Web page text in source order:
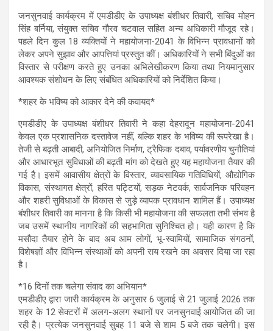
जनसुनवाई कार्यक्रम में एमडीडीए के उपाध्यक्ष बंशीधर तिवारी, सचिव मोहन
सिंह बर्निया, संयुक्त सचिव गौरव चटवाल सहित अन्य अधिकारी मौजूद रहे।
पहले दिन कुल 18 व्यक्तियों ने महायोजना-2041 के विभिन्न प्रावधानों को
लेकर अपने सुझाव और आपत्तियां प्रस्तुत कीं। अधिकारियों ने सभी बिंदुओं का
विस्तार से परीक्षण करते हुए उनका अभिलेखीकरण किया तथा नियमानुसार
आवश्यक संशोधन के लिए संबंधित अधिकारियों को निर्देशित किया।
*शहर के भविष्य को आकार देने की कवायद*
एमडीडीए के उपाध्यक्ष बंशीधर तिवारी ने कहा देहरादून महायोजना-2041
केवल एक प्रशासनिक दस्तावेज नहीं, बल्कि शहर के भविष्य की रूपरेखा है।
तेजी से बढ़ती आबादी, अनियोजित निर्माण, ट्रैफिक दबाव, पर्यावरणीय चुनौतियां
और आधारभूत सुविधाओं की बढ़ती मांग को देखते हुए यह महायोजना तैयार की
गई है। इसमें आवासीय क्षेत्रों के विस्तार, व्यावसायिक गतिविधियों, औद्योगिक
विकास, संस्थागत क्षेत्रों, हरित पट्टियों, सड़क नेटवर्क, सार्वजनिक परिवहन
और शहरी सुविधाओं के विकास से जुड़े व्यापक प्रावधान शामिल हैं। उपाध्यक्ष
बंशीधर तिवारी का मानना है कि किसी भी महायोजना की सफलता तभी संभव है
जब उसमें स्थानीय नागरिकों की सहभागिता सुनिश्चित हो। यही कारण है कि
मसौदा तैयार होने के बाद अब आम लोगों, भू-स्वामियों, सामाजिक संगठनों,
विशेषज्ञों और विभिन्न संस्थाओं को अपनी राय रखने का अवसर दिया जा रहा
है।
*16 दिनों तक चलेगा संवाद का अभियान*
एमडीडीए द्वारा जारी कार्यक्रम के अनुसार 6 जुलाई से 21 जुलाई 2026 तक
शहर के 12 सेक्टरों में अलग-अलग स्थानों पर जनसुनवाई आयोजित की जा
रही है। प्रत्येक जनसुनवाई सुबह 11 बजे से शाम 5 बजे तक चलेगी। इस